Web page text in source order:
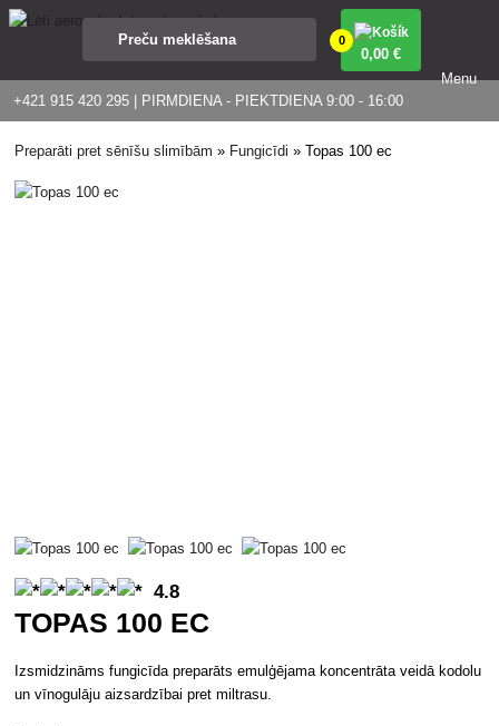
+421 915 420 295 | PIRMDIENA - PIEKTDIENA 9:00 - 16:00
0
0,00 €
Menu
Preparāti pret sēnīšu slimībām » Fungicīdi »Topas 100 ec
4.8
TOPAS 100 EC
Izsmidzināms fungicīda preparāts emulģējama koncentrāta veidā kodolu
un vīnogulāju aizsardzībai pret miltrasu.